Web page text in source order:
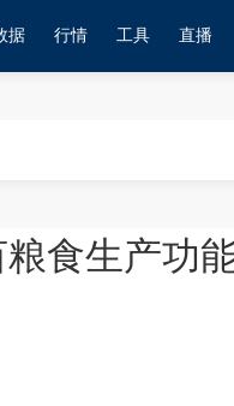
据 行情 工具 直播
食生产功